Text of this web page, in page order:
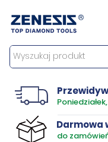
Darmowa
do